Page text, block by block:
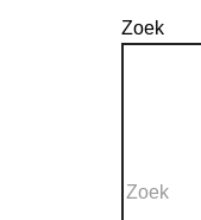
Zoek